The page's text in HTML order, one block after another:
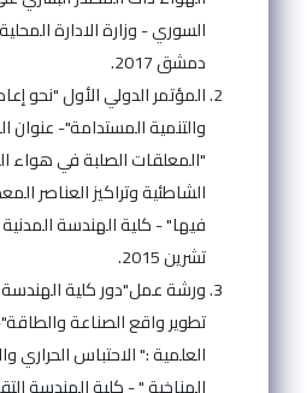
السوري - وزارة الادارة
دمشق 2017.
المؤتمر الدولي الأول "نحو
والتنمية المستدامة"- عنوان
"المعلقات الصلبة في هواء
الشاطئية وتراكيز العناصر
فيها" - كلية الهندسة
تشرين 2015.
ورشة عمل"دور كلية الهندسة
تطوير واقع الصناعة
العلمية :" الاحتباس الحراري